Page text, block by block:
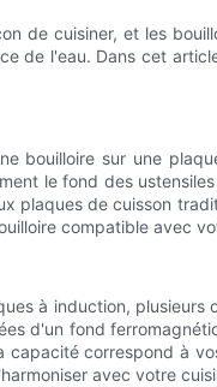
de cuisiner, et les
de l'eau. Dans cet
bouilloire sur une
le fond des
plaques de cuisson
compatible avec
à induction,
d'un fond
capacité correspond à
avec votre